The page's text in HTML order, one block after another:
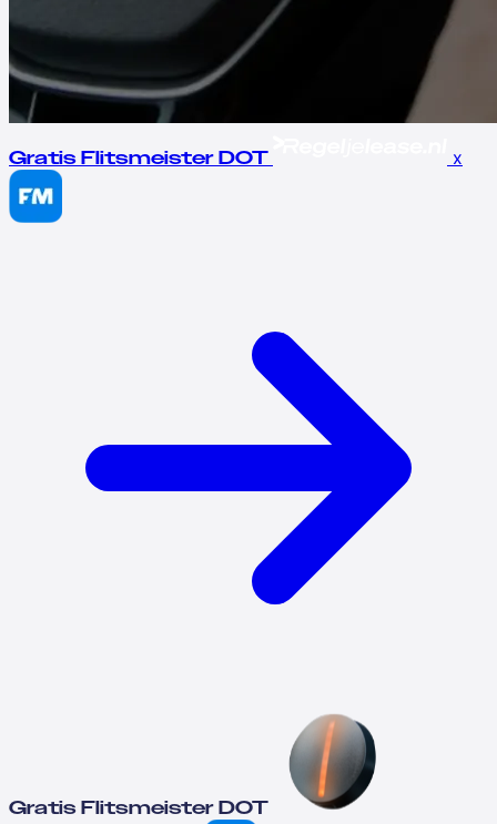
Gratis Flitsmeister DOT x
Gratis Flitsmeister DOT